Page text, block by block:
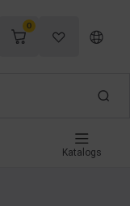
0
Katalogs